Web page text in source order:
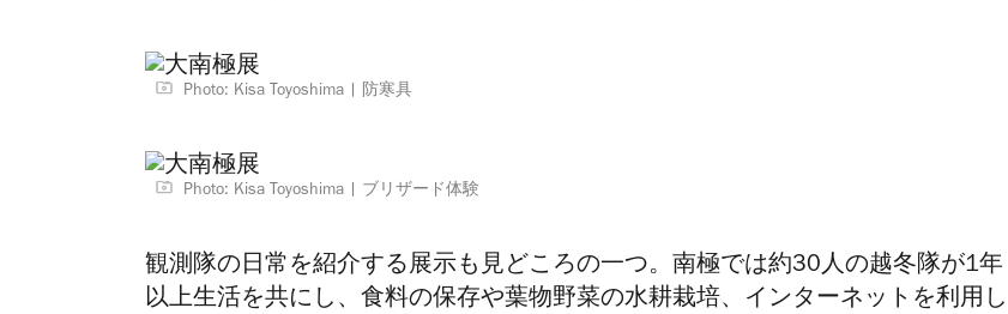
Photo: Kisa Toyoshima 防寒具
Photo: Kisa Toyoshima ブリザード体験
観測隊の日常を紹介する展示も見どころの一つ。南極では約30人の越冬隊が1年
以上生活を共にし、食料の保存や葉物野菜の水耕栽培、インターネットを利用し